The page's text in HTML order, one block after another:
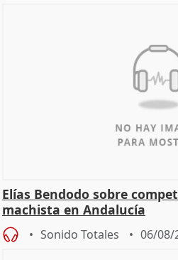
Elías Bendodo sobre
machista en Andalucía
Sonido Totales 06/08/